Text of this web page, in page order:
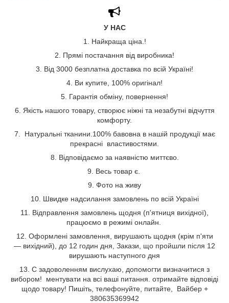
У НАС
1. Найкраща ціна.!
2. Прямі постачання від виробника!
3. Від 3000 безплатна доставка по всій Україні!
4. Ви купите, 100% оригінал!
5. Гарантія обміну, повернення!
6. Якість нашого товару, створює ніжні та незабутні відчуття
комфорту.
7. Натуральні тканини.100% бавовна в нашій продукції має
прекрасні властивостями.
8. Відповідаємо за наявністю миттєво.
9. Весь товар є.
9. Фото на живу
10. Швидке надсилання замовлень по всій Україні
11. Відправлення замовлень щодня (п'ятниця вихідної),
працюємо в режимі онлайн.
12. Оформлені замовлення, вирушають щодня (крім п'яти
— вихідний), до 12 годин дня, Закази, що пройшли після 12
вирушають наступного дня
13. С задоволенням вислухаю, допомогти визначитися з
вибором! ментувати на всі ваші питання. отримайте відповіді
щодо товару! Пишіть, телефонуйте, питайте, Вайбер +
380635369942